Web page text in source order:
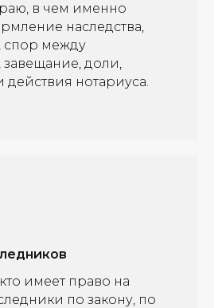
в чем именно
наследства,
спор между
доли,
нотариуса.
имеет право на
по закону, по